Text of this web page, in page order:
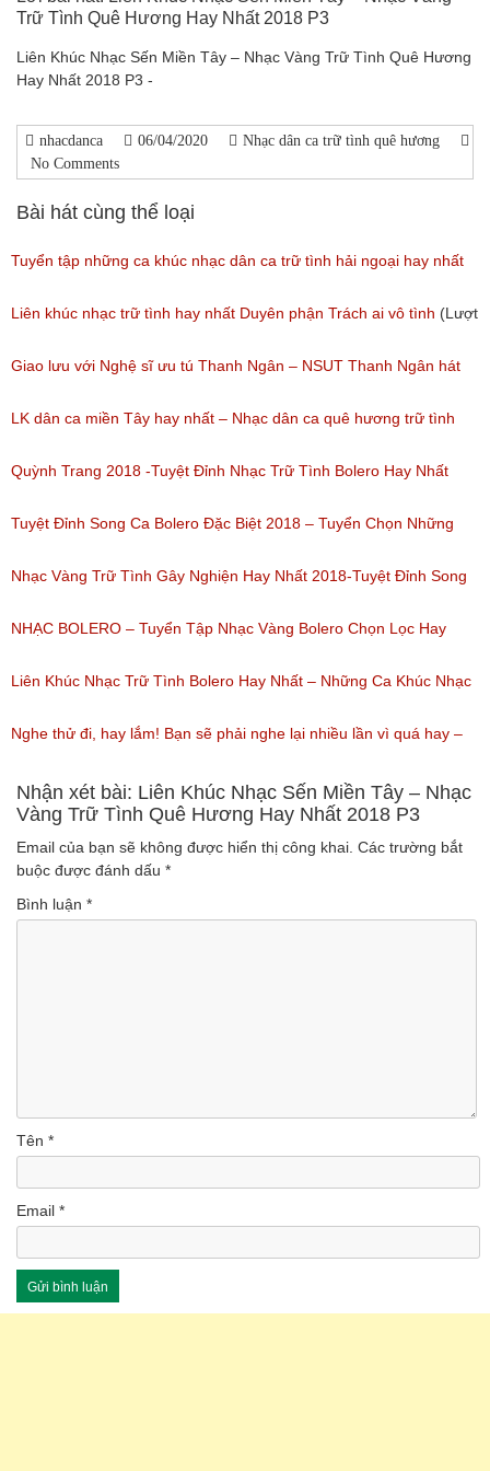
Trữ Tình Quê Hương Hay Nhất 2018 P3
Liên Khúc Nhạc Sến Miền Tây – Nhạc Vàng Trữ Tình Quê Hương
Hay Nhất 2018 P3 -
nhacdanca 06/04/2020
Nhạc dân ca trữ tình quê hương
No Comments
Bài hát cùng thể loại
Tuyển tập những ca khúc nhạc dân ca trữ tình hải ngoại hay nhất
(Lượt nghe: 277)
Liên khúc nhạc trữ tình hay nhất Duyên phận Trách ai vô tình (Lượt
nghe: 193)
Giao lưu với Nghệ sĩ ưu tú Thanh Ngân – NSUT Thanh Ngân hát
Bolero
(Lượt nghe: 80)
LK dân ca miền Tây hay nhất – Nhạc dân ca quê hương trữ tình
miền tây hay nhất
(Lượt nghe: 184)
Quỳnh Trang 2018 -Tuyệt Đỉnh Nhạc Trữ Tình Bolero Hay Nhất
Của Quỳnh Trang 2018
(Lượt nghe: 155)
Tuyệt Đỉnh Song Ca Bolero Đặc Biệt 2018 – Tuyển Chọn Những
Bài Hát Song Ca Nhạc Vàng Bolero Hay Nhất
(Lượt nghe: 218)
Nhạc Vàng Trữ Tình Gây Nghiện Hay Nhất 2018-Tuyệt Đỉnh Song
Ca Thiên Quang Quỳnh Trang Ngọt Ngào
(Lượt nghe: 219)
NHẠC BOLERO – Tuyển Tập Nhạc Vàng Bolero Chọn Lọc Hay
Nhất / Tuyệt Đỉnh Bolero
(Lượt nghe: 99)
Liên Khúc Nhạc Trữ Tình Bolero Hay Nhất – Những Ca Khúc Nhạc
Vàng Trữ Tình Hay Nhất 2018
(Lượt nghe: 75)
Nghe thử đi, hay lắm! Bạn sẽ phải nghe lại nhiều lần vì quá hay –
Nhạc miền Tây đặc sắc
(Lượt nghe: 46)
Nhận xét bài: Liên Khúc Nhạc Sến Miền Tây – Nhạc
Vàng Trữ Tình Quê Hương Hay Nhất 2018 P3
Email của bạn sẽ không được hiển thị công khai. Các trường bắt
buộc được đánh dấu *
Bình luận *
Tên *
Email *